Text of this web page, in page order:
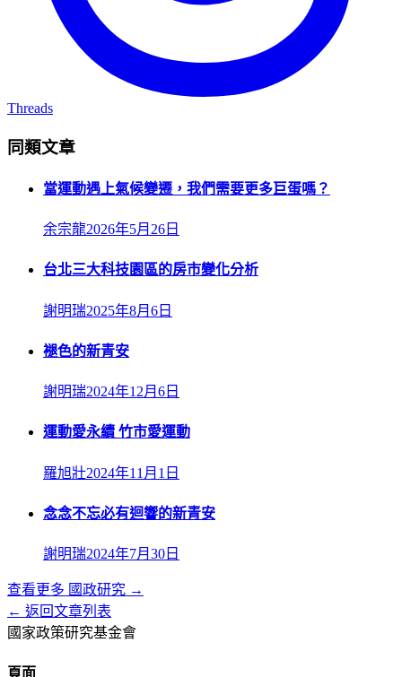
Threads
同類文章
當運動遇上氣候變遷，我們需要更多巨蛋嗎？
余宗龍2026年5月26日
台北三大科技園區的房市變化分析
謝明瑞2025年8月6日
褪色的新青安
謝明瑞2024年12月6日
運動愛永續 竹市愛運動
羅旭壯2024年11月1日
念念不忘必有迴響的新青安
謝明瑞2024年7月30日
查看更多 國政研究 →
← 返回文章列表
國家政策研究基金會
頁面